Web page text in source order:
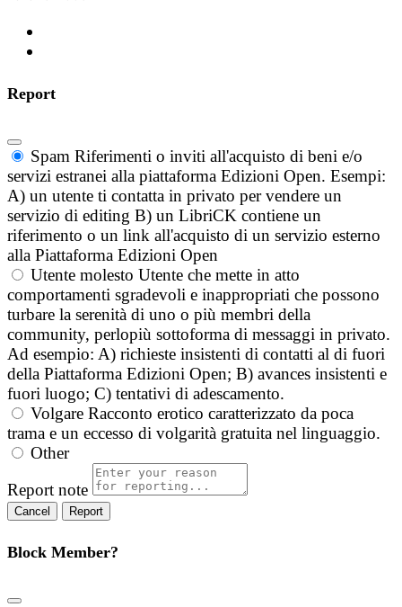
Report
Spam Riferimenti o inviti all'acquisto di beni e/o
servizi estranei alla piattaforma Edizioni Open. Esempi:
A) un utente ti contatta in privato per vendere un
servizio di editing B) un LibriCK contiene un
riferimento o un link all'acquisto di un servizio esterno
alla Piattaforma Edizioni Open
Utente molesto Utente che mette in atto
comportamenti sgradevoli e inappropriati che possono
turbare la serenità di uno o più membri della
community, perlopiù sottoforma di messaggi in privato.
Ad esempio: A) richieste insistenti di contatti al di fuori
della Piattaforma Edizioni Open; B) avances insistenti e
fuori luogo; C) tentativi di adescamento.
Volgare Racconto erotico caratterizzato da poca
trama e un eccesso di volgarità gratuita nel linguaggio.
Other
Report note
Report
Block Member?